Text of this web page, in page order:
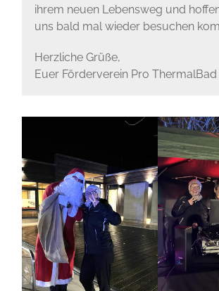
ihrem neuen Lebensweg und
uns bald mal wieder besuchen
Herzliche Grüße,
Euer Förderverein Pro ThermalBad